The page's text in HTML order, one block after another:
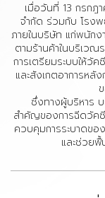
เมื่อวันที่ 13 กรก
จำกัด ร่วมกับ โรง
ภายในบริษัท แก่พนัก
ตามร้านค้าในบริเวณ
การเตรียมระบบให้
และสังเกตอาการห
ซึ่งทางผู้บริหาร
สำคัญของการฉีดวัคซี
ควบคุมการระบาดขอ
และช่วยฟื้